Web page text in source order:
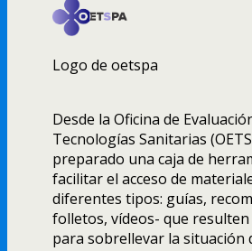
Logo de oetspa
Desde la Oficina de
Tecnologías Sanitarias
preparado una caja de
facilitar el acceso de
diferentes tipos: guías,
folletos, vídeos- que
para sobrellevar la situación